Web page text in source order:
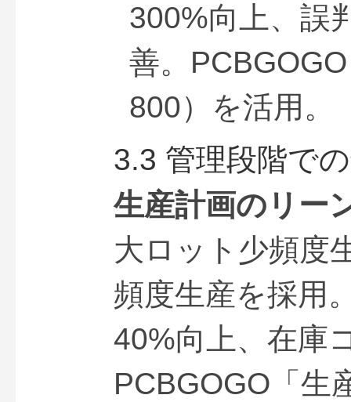
300%向上、誤
善。
800）を活用。
3.3 管理段階で
生産計画のリー
大ロット少頻度
頻度生産を採用
40%向上、在庫
PCBGOGO「生